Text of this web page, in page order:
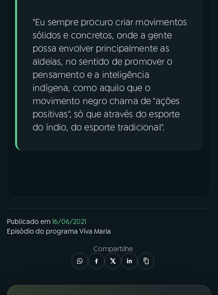
"Eu sempre procuro criar movimentos
sólidos e concretos, onde a gente
possa envolver principalmente as
aldeias, no sentido de promover o
pensamento e a inteligência
indígena, como aquilo que o
movimento negro chama de "ações
positivas", só que através do esporte
do índio, do esporte tradicional".
Publicado em16/06/2021
Episódio do programa Viva Maria
Compartilhe